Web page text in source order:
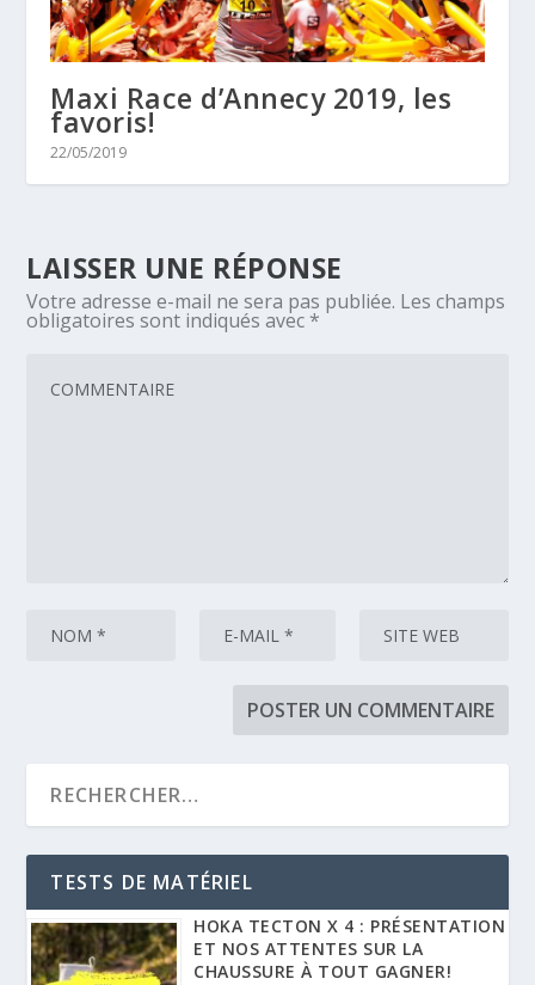
Maxi Race d’Annecy 2019, les
favoris!
22/05/2019
LAISSER UNE RÉPONSE
Votre adresse e-mail ne sera pas publiée. Les champs
obligatoires sont indiqués avec *
TESTS DE MATÉRIEL
HOKA TECTON X 4 : PRÉSENTATION
ET NOS ATTENTES SUR LA
CHAUSSURE À TOUT GAGNER!